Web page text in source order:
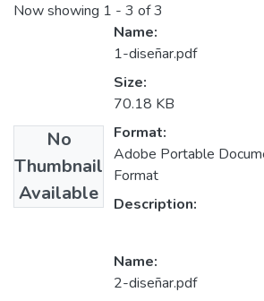
Now showing 1 - 3 of 3
No
Thumbnail
Available
Name:
1-diseñar.pdf
Size:
70.18 KB
Format:
Adobe Portable
Format
Description:
Name:
2-diseñar.pdf